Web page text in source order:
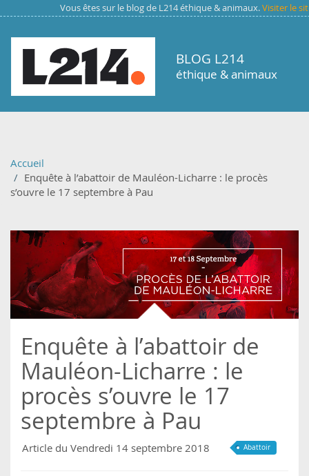
Aller au contenu principal
Vous êtes sur le blog de L214 éthique & animaux.Visiter le
BLOG L214
éthique & animaux
Accueil
Enquête à l’abattoir de Mauléon-Licharre : le procès
s’ouvre le 17 septembre à Pau
Enquête à l’abattoir de
Mauléon-Licharre : le
procès s’ouvre le 17
septembre à Pau
Article du Vendredi 14 septembre 2018 Abattoir